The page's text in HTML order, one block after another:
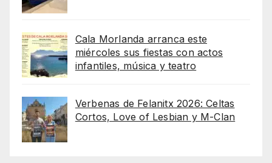
Cala Morlanda arranca este
miércoles sus fiestas con actos
infantiles, música y teatro
Verbenas de Felanitx 2026: Celtas
Cortos, Love of Lesbian y M-Clan